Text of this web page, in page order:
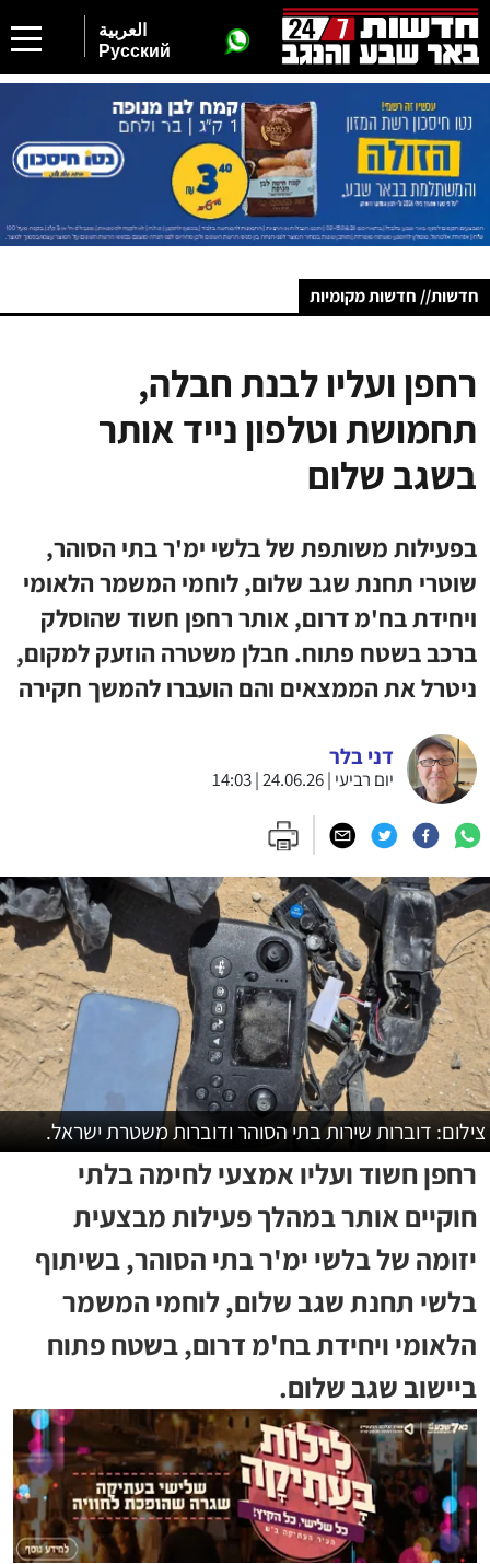
العربية
Русский
חדשות// חדשות מקומיות
רחפן ועליו לבנת חבלה,
תחמושת וטלפון נייד אותר
בשגב שלום
בפעילות משותפת של בלשי ימ'ר בתי הסוהר,
שוטרי תחנת שגב שלום, לוחמי המשמר הלאומי
ויחידת בח'מ דרום, אותר רחפן חשוד שהוסלק
ברכב בשטח פתוח. חבלן משטרה הוזעק למקום,
ניטרל את הממצאים והם הועברו להמשך חקירה
דני בלר
יום רביעי | 24.06.26 | 14:03
צילום: דוברות שירות בתי הסוהר ודוברות משטרת ישראל.
רחפן חשוד ועליו אמצעי לחימה בלתי
חוקיים אותר במהלך פעילות מבצעית
יזומה של בלשי ימ'ר בתי הסוהר, בשיתוף
בלשי תחנת שגב שלום, לוחמי המשמר
הלאומי ויחידת בח'מ דרום, בשטח פתוח
ביישוב שגב שלום.